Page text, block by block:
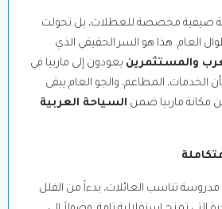
صيفية مخصصة للعطلات، بل تحولت
العام. هذا هو السر الحقيقي الذي
والمستثمرين يعودون إلى ماربيا في
المطاعم، والجو العام يبقى
مكانة ماربيا ضمن السياحة العربية
:
مدروسة تناسب العائلات، بدءاً من الفلل